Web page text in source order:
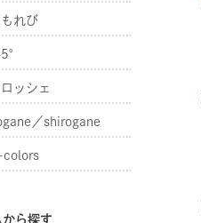
もれび
ッシェ
／shirogane
colors
ら探す